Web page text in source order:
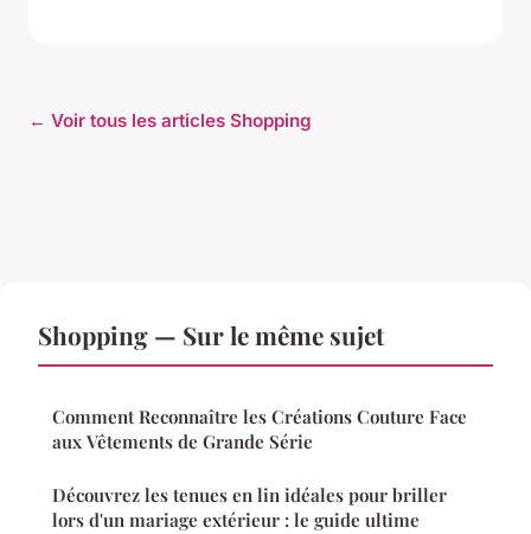
← Voir tous les articles Shopping
Shopping — Sur le même sujet
Comment Reconnaître les Créations Couture Face
aux Vêtements de Grande Série
Découvrez les tenues en lin idéales pour briller
lors d'un mariage extérieur : le guide ultime